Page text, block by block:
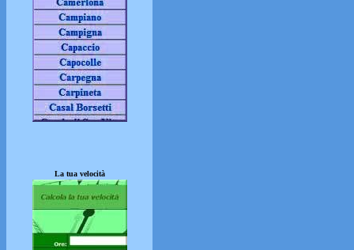
La tua velocità